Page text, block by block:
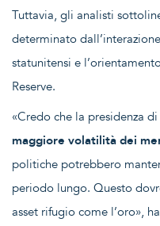
Tuttavia, gli analisti
determinato
statunitensi e
Reserve.
«Credo che la presidenza
maggiore volatilità dei
politiche potrebbero
periodo lungo. Questo
asset rifugio come l’oro»,